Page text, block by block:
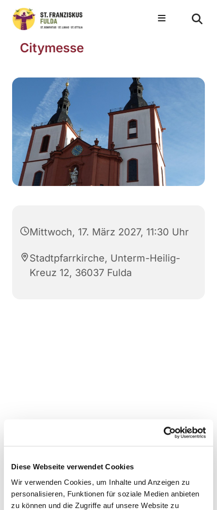
Diese Webseite verwendet Cookies
Wir verwenden Cookies, um Inhalte und Anzeigen zu
personalisieren, Funktionen für soziale Medien anbieten
zu können und die Zugriffe auf unsere Website zu
Citymesse
Mittwoch, 17. März 2027, 11:30 Uhr
Stadtpfarrkirche, Unterm-Heilig-
Kreuz 12, 36037 Fulda